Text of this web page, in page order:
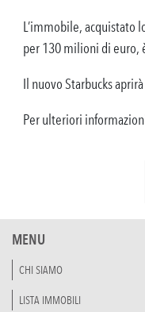
L’immobile, acquistato
per 130 milioni di euro,
Il nuovo Starbucks
Per ulteriori
MENU
CHI SIAMO
LISTA IMMOBILI